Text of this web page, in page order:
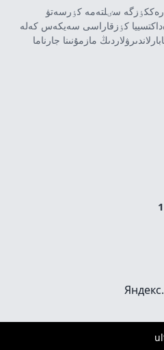
دەرەككٶزگە سٸلتەمە كٶرسەتۋ
كٶزقاراسى سەيكەس كەلە
مازمۇنىنا جارناما